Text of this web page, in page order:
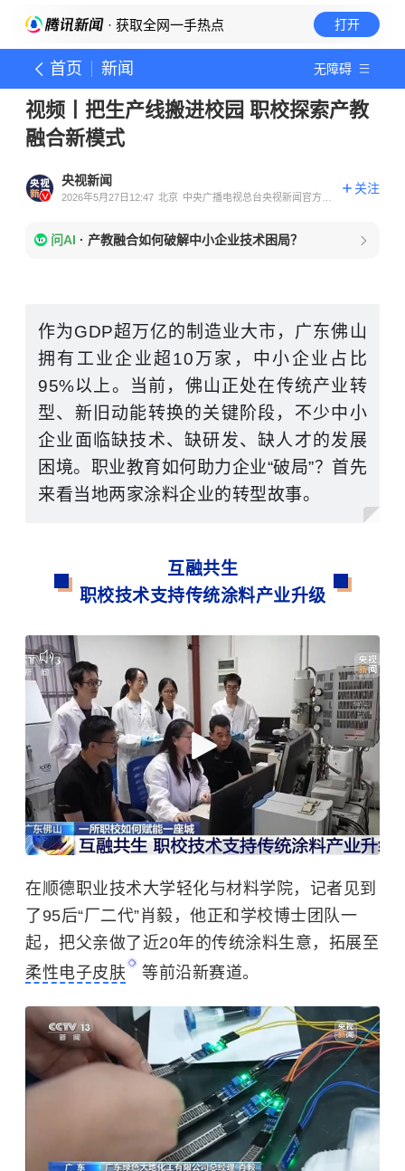
· 获取全网一手热点 打开
首页 新闻 无障碍
视频丨把生产线搬进校园 职校探索产教
融合新模式
央视新闻
2026年5月27日12:47 北京 中央广播电视总台央视新闻官方账
关注
问AI · 产教融合如何破解中小企业技术困局？
作为GDP超万亿的制造业大市，广东佛山
拥有工业企业超10万家，中小企业占比
95%以上。当前，佛山正处在传统产业转
型、新旧动能转换的关键阶段，不少中小
企业面临缺技术、缺研发、缺人才的发展
困境。职业教育如何助力企业“破局”？首先
来看当地两家涂料企业的转型故事。
互融共生
职校技术支持传统涂料产业升级
在顺德职业技术大学轻化与材料学院，记者见到
了95后“厂二代”肖毅，他正和学校博士团队一
起，把父亲做了近20年的传统涂料生意，拓展至
柔性电子皮肤
等前沿新赛道。